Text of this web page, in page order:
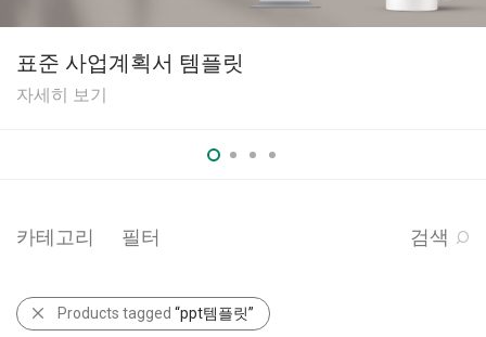
표준 사업계획서 템플릿
자세히 보기
카테고리 필터 검색
Products tagged “ppt템플릿”